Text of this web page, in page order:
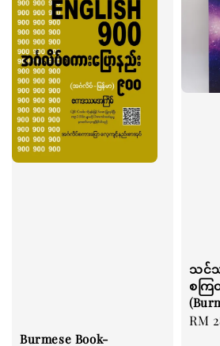
Burmese Book-
သင်
စကြ
RM